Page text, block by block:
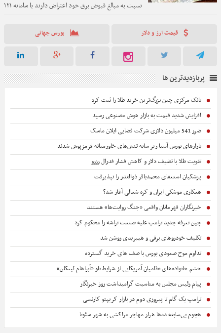
نسبت به مبالغ قبوض برق خود اعتراض دارند با سامانه ۱۲۱
تماس برقرار کرده یا به سامانه برق من مراجعه کنند.
قیمت ارز و دلار بورس جهانی
پربازدیدترین ها
بانک مرکزی چین بزرگ‌ترین خرید طلا زا ثبت کرد
افزایش شدید قیمت به بازار هوش مصنوعی رسید
ضرر 541 میلیون دلاری شرکت فضایی ایلان ماسک
بازارهای بورس آسیا زیر سایه تنش‌های خاورمیانه قرمزپوش شدند
تقویت طلا با تضیف دلار و کاهش فشار فدرال رزرو
پزشکیان استعفای محمدباقر ذوالقدر را نپذیرفت
همکاری موشکی ایران و کره شمالی آغاز شد؟
خبرنگاران قهرمانان واقعی «جنگ روایت‌ها» هستند
چین تعرفه جدید ترامپ علیه صنعت تراشه را محکوم کرد
تکلیف خودروهای برقی و هیبریدی روشن شد
تداوم موج صعودی بورس با صف های خرید گسترده
خشم خانواده‌های نظامیان آمریکایی از شرایط ناو «آبراهام لینکلن»
پیام رئیس مجلس به مناسبت گرامیداشت روز خبرنگار
ترامپ یک گام تا پیروزی دوم در بازار کریپتو کارنسی
هجوم بی‌سابقه ده‌ها هزار مهاجر مراکشی به شهر سئوتا